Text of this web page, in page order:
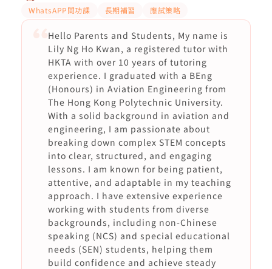
WhatsAPP問功課 長期補習 應試策略
Hello Parents and Students, My name is
Lily Ng Ho Kwan, a registered tutor with
HKTA with over 10 years of tutoring
experience. I graduated with a BEng
(Honours) in Aviation Engineering from
The Hong Kong Polytechnic University.
With a solid background in aviation and
engineering, I am passionate about
breaking down complex STEM concepts
into clear, structured, and engaging
lessons. I am known for being patient,
attentive, and adaptable in my teaching
approach. I have extensive experience
working with students from diverse
backgrounds, including non-Chinese
speaking (NCS) and special educational
needs (SEN) students, helping them
build confidence and achieve steady